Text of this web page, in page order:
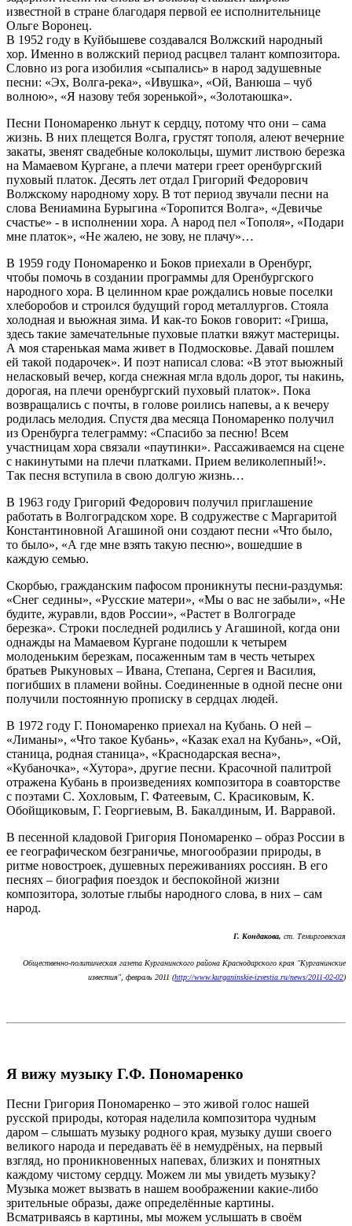
известной в стране благодаря первой ее исполнительнице
Ольге Воронец.
В 1952 году в Куйбышеве создавался Волжский народный
хор. Именно в волжский период расцвел талант композитора.
Словно из рога изобилия «сыпались» в народ задушевные
песни: «Эх, Волга-река», «Ивушка», «Ой, Ванюша – чуб
волною», «Я назову тебя зоренькой», «Золотаюшка».
Песни Пономаренко льнут к сердцу, потому что они – сама
жизнь. В них плещется Волга, грустят тополя, алеют вечерние
закаты, звенят свадебные колокольцы, шумит листвою березка
на Мамаевом Кургане, а плечи матери греет оренбургский
пуховый платок. Десять лет отдал Григорий Федорович
Волжскому народному хору. В тот период звучали песни на
слова Вениамина Бурыгина «Торопится Волга», «Девичье
счастье» - в исполнении хора. А народ пел «Тополя», «Подари
мне платок», «Не жалею, не зову, не плачу»…
В 1959 году Пономаренко и Боков приехали в Оренбург,
чтобы помочь в создании программы для Оренбургского
народного хора. В целинном крае рождались новые поселки
хлеборобов и строился будущий город металлургов. Стояла
холодная и вьюжная зима. И как-то Боков говорит: «Гриша,
здесь такие замечательные пуховые платки вяжут мастерицы.
А моя старенькая мама живет в Подмосковье. Давай пошлем
ей такой подарочек». И поэт написал слова: «В этот вьюжный
неласковый вечер, когда снежная мгла вдоль дорог, ты накинь,
дорогая, на плечи оренбургский пуховый платок». Пока
возвращались с почты, в голове роились напевы, а к вечеру
родилась мелодия. Спустя два месяца Пономаренко получил
из Оренбурга телеграмму: «Спасибо за песню! Всем
участницам хора связали «паутинки». Рассаживаемся на сцене
с накинутыми на плечи платками. Прием великолепный!».
Так песня вступила в свою долгую жизнь…
В 1963 году Григорий Федорович получил приглашение
работать в Волгоградском хоре. В содружестве с Маргаритой
Константиновной Агашиной они создают песни «Что было,
то было», «А где мне взять такую песню», вошедшие в
каждую семью.
Скорбью, гражданским пафосом проникнуты песни-раздумья:
«Снег седины», «Русские матери», «Мы о вас не забыли», «Не
будите, журавли, вдов России», «Растет в Волгограде
березка». Строки последней родились у Агашиной, когда они
однажды на Мамаевом Кургане подошли к четырем
молоденьким березкам, посаженным там в честь четырех
братьев Рыкуновых – Ивана, Степана, Сергея и Василия,
погибших в пламени войны. Соединенные в одной песне они
получили постоянную прописку в сердцах людей.
В 1972 году Г. Пономаренко приехал на Кубань. О ней –
«Лиманы», «Что такое Кубань», «Казак ехал на Кубань», «Ой,
станица, родная станица», «Краснодарская весна»,
«Кубаночка», «Хутора», другие песни. Красочной палитрой
отражена Кубань в произведениях композитора в соавторстве
с поэтами С. Хохловым, Г. Фатеевым, С. Красиковым, К.
Обойщиковым, Г. Георгиевым, В. Бакалдиным, И. Варравой.
В песенной кладовой Григория Пономаренко – образ России в
ее географическом безграничье, многообразии природы, в
ритме новостроек, душевных переживаниях россиян. В его
песнях – биография поездок и беспокойной жизни
композитора, золотые глыбы народного слова, в них – сам
народ.
Г. Кондакова, ст. Темиргоевская
Общественно-политическая газета Курганинского района Краснодарского края "Курганинские
известия", февраль 2011 (http://www.kurganinskie-izvestia.ru/news/2011-02-02)
Я вижу музыку Г.Ф. Пономаренко
Песни Григория Пономаренко – это живой голос нашей
русской природы, которая наделила композитора чудным
даром – слышать музыку родного края, музыку души своего
великого народа и передавать ёё в немудрёных, на первый
взгляд, но проникновенных напевах, близких и понятных
каждому чистому сердцу. Можем ли мы увидеть музыку?
Музыка может вызвать в нашем воображении какие-либо
зрительные образы, даже определённые картины.
Всматриваясь в картины, мы можем услышать в своём